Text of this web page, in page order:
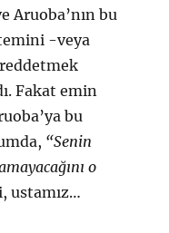
Aruoba’nın bu
-veya
Fakat emin
bu
“Senin
o
ustamız…